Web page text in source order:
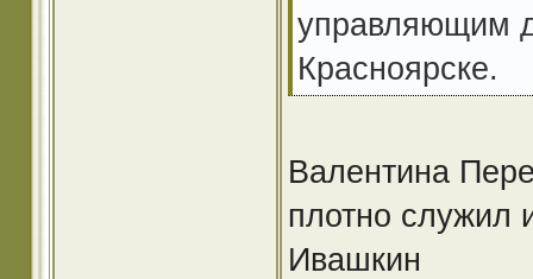
управляющим
Красноярске.
Валентина
плотно служил
Ивашкин